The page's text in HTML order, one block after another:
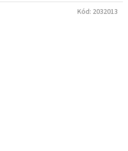
Kód: 2032013